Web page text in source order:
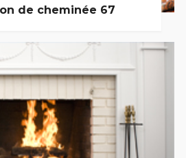
de cheminée 67